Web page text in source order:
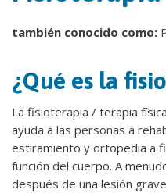
también conocido como:
¿Qué es la
La fisioterapia / terapia
ayuda a las personas a
estiramiento y ortopedia a
función del cuerpo. A
después de una lesión